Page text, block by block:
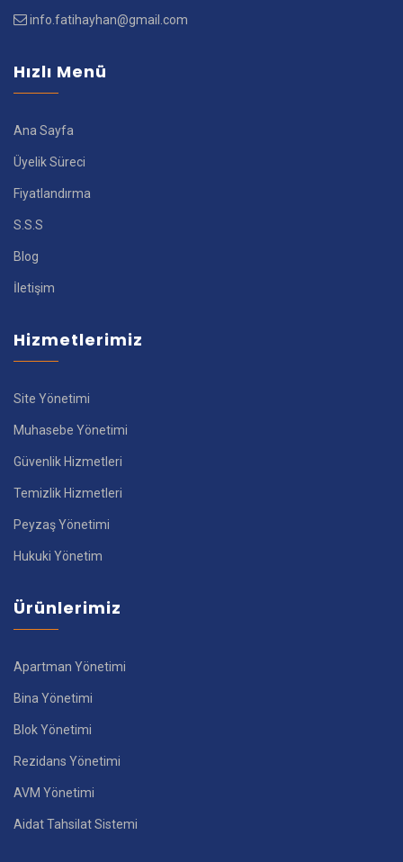
info.fatihayhan@gmail.com
Hızlı Menü
Ana Sayfa
Üyelik Süreci
Fiyatlandırma
S.S.S
Blog
İletişim
Hizmetlerimiz
Site Yönetimi
Muhasebe Yönetimi
Güvenlik Hizmetleri
Temizlik Hizmetleri
Peyzaş Yönetimi
Hukuki Yönetim
Ürünlerimiz
Apartman Yönetimi
Bina Yönetimi
Blok Yönetimi
Rezidans Yönetimi
AVM Yönetimi
Aidat Tahsilat Sistemi